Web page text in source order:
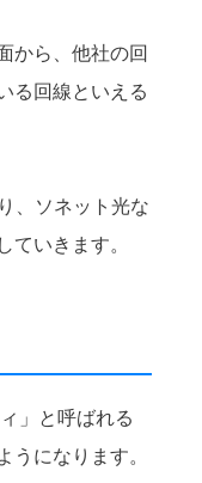
から、他社の回
る回線といえる
、ソネット光な
ていきます。
」と呼ばれる
うになります。